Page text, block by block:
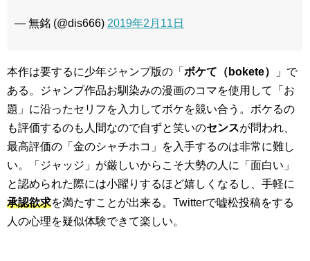
— 無銘 (@dis666) 2019年2月11日
本作は要するに少年ジャンプ版の「 ボケて（bokete）
」で
ある。ジャンプ作品お馴染みの漫画のコマを使用して「お
題」に沿ったセリフを入力してボケを競い合う。ボケるの
も評価するのも人間なので自ずと笑いのセンスが問われ、
最高評価の「金のシャチホコ」を入手するのは非常に難し
い。「ジャッジ」が厳しいからこそ大勢の人に「面白い」
と認められた際には小躍りするほど嬉しくなるし、手軽に
承認欲求を満たすことが出来る。Twitterで嘘松投稿をする
人の心理を疑似体験できて楽しい。